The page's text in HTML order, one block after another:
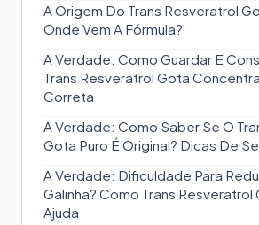
A Origem Do Trans Resveratrol
Onde Vem A Fórmula?
A Verdade: Como Guardar E
Trans Resveratrol Gota
Correta
A Verdade: Como Saber Se O
Gota Puro É Original? Dicas De
A Verdade: Dificuldade Para
Galinha? Como Trans Resveratrol
Ajuda